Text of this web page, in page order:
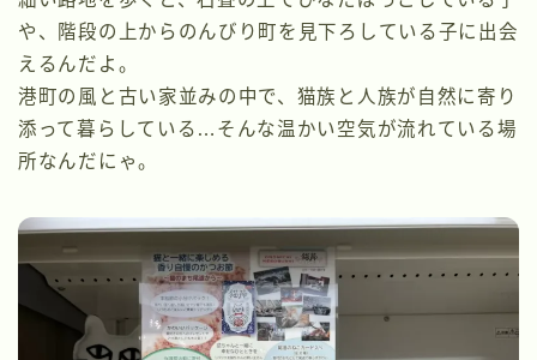
や、階段の上からのんびり町を見下ろしている子に出会
えるんだよ。
港町の風と古い家並みの中で、猫族と人族が自然に寄り
添って暮らしている…そんな温かい空気が流れている場
所なんだにゃ。